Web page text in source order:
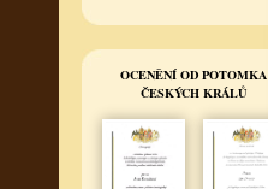
OCENĚNÍ OD POTOMKA
ČESKÝCH KRÁLŮ